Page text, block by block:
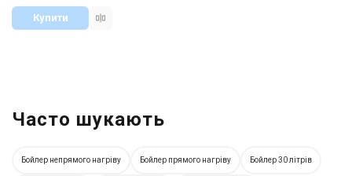
Купити
Часто шукають
Бойлер непрямого нагріву Бойлер прямого нагріву Бойлер 30 літрів